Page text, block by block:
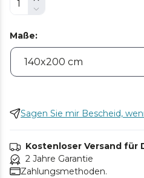
Maße:
Sagen Sie mir Bescheid,
Kostenloser Versand für
2 Jahre Garantie
Zahlungsmethoden.